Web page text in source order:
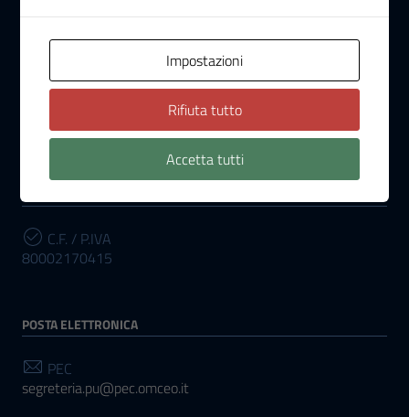
Indirizzo
(+39) 0721/30133 - 34311
C.F. / P.IVA
80002170415
POSTA ELETTRONICA
PEC
segreteria.pu@pec.omceo.it
Impostazioni
Rifiuta tutto
Accetta tutti